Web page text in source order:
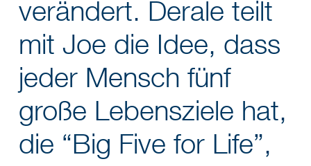
verändert. Derale teilt
mit Joe die Idee, dass
jeder Mensch fünf
große Lebensziele hat,
die “Big Five for Life”,